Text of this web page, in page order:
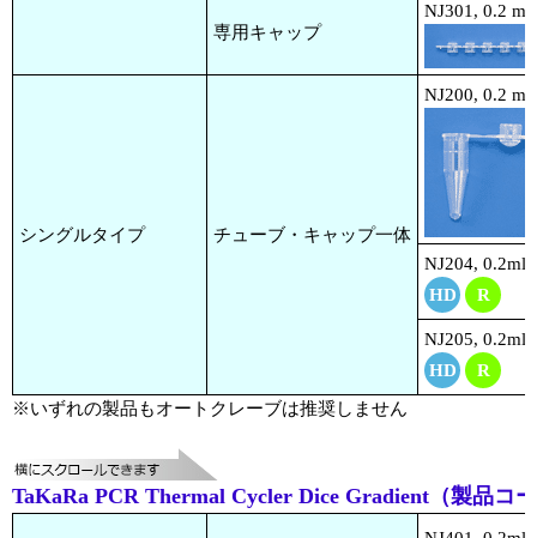
専用キャップ
NJ301, 0.2 ml
シングルタイプ チューブ・キャップ一体
NJ200, 0.2 ml
NJ204, 0.2ml
HD
R
NJ205, 0.2ml
HD
R
※いずれの製品もオートクレーブは推奨しません
TaKaRa PCR Thermal Cycler Dice Gradient（製品コ